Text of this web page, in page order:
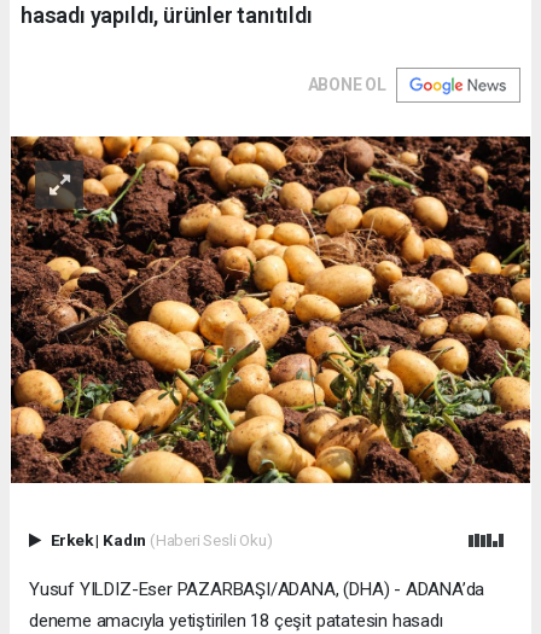
hasadı yapıldı, ürünler tanıtıldı
ABONE OL
Erkek| Kadın (Haberi Sesli Oku)
Yusuf YILDIZ-Eser PAZARBAŞI/ADANA, (DHA) - ADANA’da
deneme amacıyla yetiştirilen 18 çeşit patatesin hasadı